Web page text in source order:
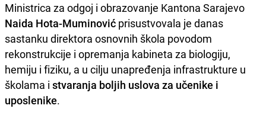
Ministrica za odgoj i obrazovanje Kantona Sarajevo
Naida Hota-Muminović prisustvovala je danas
sastanku direktora osnovnih škola povodom
rekonstrukcije i opremanja kabineta za biologiju,
hemiju i fiziku, a u cilju unapređenja infrastrukture u
školama i stvaranja boljih uslova za učenike i
uposlenike.